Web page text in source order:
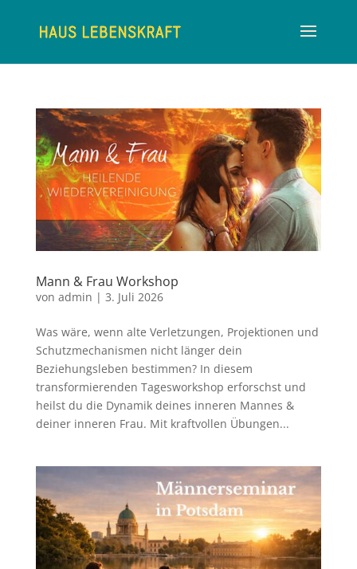
Mann & Frau Workshop
von admin | 3. Juli 2026
Was wäre, wenn alte Verletzungen, Projektionen und
Schutzmechanismen nicht länger dein
Beziehungsleben bestimmen? In diesem
transformierenden Tagesworkshop erforschst und
heilst du die Dynamik deines inneren Mannes &
deiner inneren Frau. Mit kraftvollen Übungen...